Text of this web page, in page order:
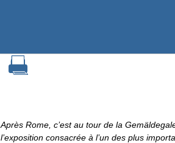
Après Rome, c’est au tour de la
l’exposition consacrée à l’un des plus